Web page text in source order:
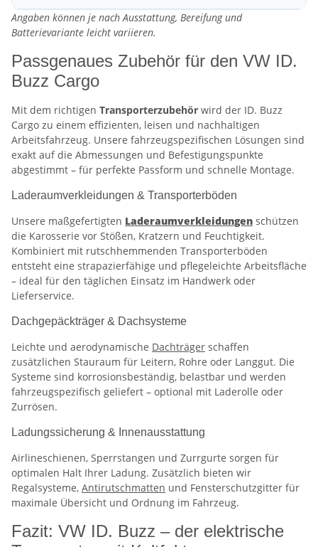
Angaben können je nach Ausstattung, Bereifung und
Batterievariante leicht variieren.
Passgenaues Zubehör für den VW ID.
Buzz Cargo
Mit dem richtigen Transporterzubehör wird der ID. Buzz
Cargo zu einem effizienten, leisen und nachhaltigen
Arbeitsfahrzeug. Unsere fahrzeugspezifischen Lösungen sind
exakt auf die Abmessungen und Befestigungspunkte
abgestimmt – für perfekte Passform und schnelle Montage.
Laderaumverkleidungen & Transporterböden
Unsere maßgefertigten Laderaumverkleidungen schützen
die Karosserie vor Stößen, Kratzern und Feuchtigkeit.
Kombiniert mit rutschhemmenden Transporterböden
entsteht eine strapazierfähige und pflegeleichte Arbeitsfläche
– ideal für den täglichen Einsatz im Handwerk oder
Lieferservice.
Dachgepäckträger & Dachsysteme
Leichte und aerodynamische Dachträger schaffen
zusätzlichen Stauraum für Leitern, Rohre oder Langgut. Die
Systeme sind korrosionsbeständig, belastbar und werden
fahrzeugspezifisch geliefert – optional mit Laderolle oder
Zurrösen.
Ladungssicherung & Innenausstattung
Airlineschienen, Sperrstangen und Zurrgurte sorgen für
optimalen Halt Ihrer Ladung. Zusätzlich bieten wir
Regalsysteme, Antirutschmatten und Fensterschutzgitter für
maximale Übersicht und Ordnung im Fahrzeug.
Fazit: VW ID. Buzz – der elektrische